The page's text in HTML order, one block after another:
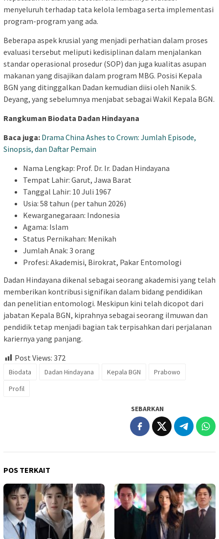
menyeluruh terhadap tata kelola lembaga serta implementasi
program-program yang ada.
Beberapa aspek krusial yang menjadi perhatian dalam proses
evaluasi tersebut meliputi kedisiplinan dalam menjalankan
standar operasional prosedur (SOP) dan juga kualitas asupan
makanan yang disajikan dalam program MBG. Posisi Kepala
BGN yang ditinggalkan Dadan kemudian diisi oleh Nanik S.
Deyang, yang sebelumnya menjabat sebagai Wakil Kepala BGN.
Rangkuman Biodata Dadan Hindayana
Baca juga: Drama China Ashes to Crown: Jumlah Episode,
Sinopsis, dan Daftar Pemain
Nama Lengkap: Prof. Dr. Ir. Dadan Hindayana
Tempat Lahir: Garut, Jawa Barat
Tanggal Lahir: 10 Juli 1967
Usia: 58 tahun (per tahun 2026)
Kewarganegaraan: Indonesia
Agama: Islam
Status Pernikahan: Menikah
Jumlah Anak: 3 orang
Profesi: Akademisi, Birokrat, Pakar Entomologi
Dadan Hindayana dikenal sebagai seorang akademisi yang telah
memberikan kontribusi signifikan dalam bidang pendidikan
dan penelitian entomologi. Meskipun kini telah dicopot dari
jabatan Kepala BGN, kiprahnya sebagai seorang ilmuwan dan
pendidik tetap menjadi bagian tak terpisahkan dari perjalanan
kariernya yang panjang.
Post Views: 372
Biodata Dadan Hindayana Kepala BGN
Prabowo
Profil
SEBARKAN
POS TERKAIT